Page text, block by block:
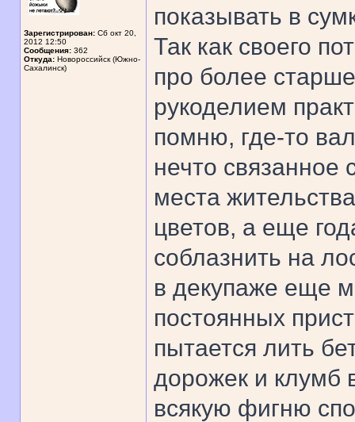
Зарегистрирован: Сб окт 20,
2012 12:50
Сообщения: 362
Откуда: Новороссийск (Южно-
Сахалинск)
показывать в
Так как своего
про более
рукоделием
помню, где-то
нечто
места
цветов, а еще
соблазнить на
в декупаже еще
постоянных
пытается лить
дорожек и клумб
всякую фигню